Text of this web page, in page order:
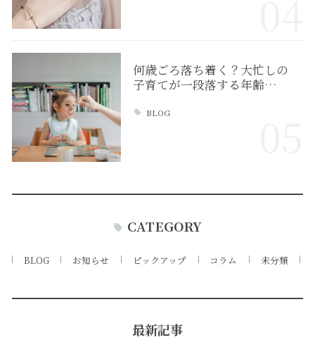
何歳ごろ落ち着く？大忙しの
子育てが一段落する年齢…
BLOG
CATEGORY
BLOG お知らせ ピックアップ コラム 未分類
最新記事